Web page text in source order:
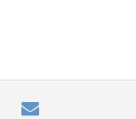
Contact